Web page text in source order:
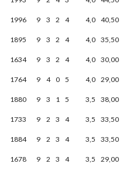
1996 9 3 2 4 4,0 40,50
1895 9 3 2 4 4,0 35,50
1634 9 3 2 4 4,0 30,00
1764 9 4 0 5 4,0 29,00
1880 9 3 1 5 3,5 38,00
1733 9 2 3 4 3,5 33,50
1884 9 2 3 4 3,5 33,50
1678 9 2 3 4 3,5 29,00